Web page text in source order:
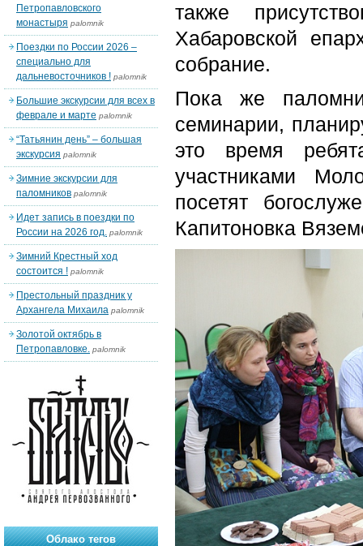
также
Хабаровской
собрание.
Пока же
семинарии,
это время
участниками
посетят
Капитоновка
Петропавловского
монастыря palomnik
Поездки по России 2026 –
специально для
дальневосточников ! palomnik
Большие экскурсии для всех в
феврале и марте palomnik
“Татьянин день” – большая
экскурсия palomnik
Зимние экскурсии для
паломников palomnik
Идет запись в поездки по
России на 2026 год. palomnik
Зимний Крестный ход
состоится ! palomnik
Престольный праздник у
Архангела Михаила palomnik
Золотой октябрь в
Петропавловке. palomnik
Облако тегов